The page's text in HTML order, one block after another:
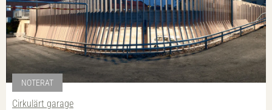
NOTERAT
Cirkulärt garage